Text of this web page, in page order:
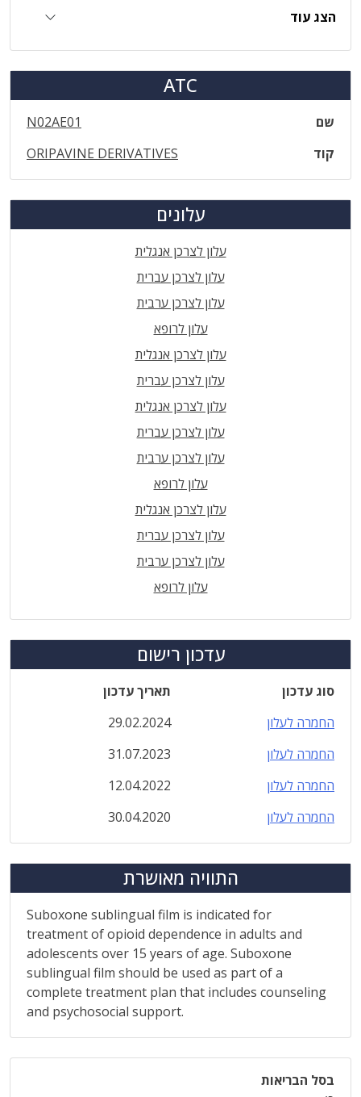
הצג עוד
ATC
שם
N02AE01
קוד
ORIPAVINE DERIVATIVES
עלונים
עלון לצרכן אנגלית
עלון לצרכן עברית
עלון לצרכן ערבית
עלון לרופא
עלון לצרכן אנגלית
עלון לצרכן עברית
עלון לצרכן אנגלית
עלון לצרכן עברית
עלון לצרכן ערבית
עלון לרופא
עלון לצרכן אנגלית
עלון לצרכן עברית
עלון לצרכן ערבית
עלון לרופא
עדכון רישום
סוג עדכון
תאריך עדכון
החמרה לעלון
29.02.2024
החמרה לעלון
31.07.2023
החמרה לעלון
12.04.2022
החמרה לעלון
30.04.2020
התוויה מאושרת
Suboxone sublingual film is indicated for
treatment of opioid dependence in adults and
adolescents over 15 years of age. Suboxone
sublingual film should be used as part of a
complete treatment plan that includes counseling
and psychosocial support.
בסל הבריאות